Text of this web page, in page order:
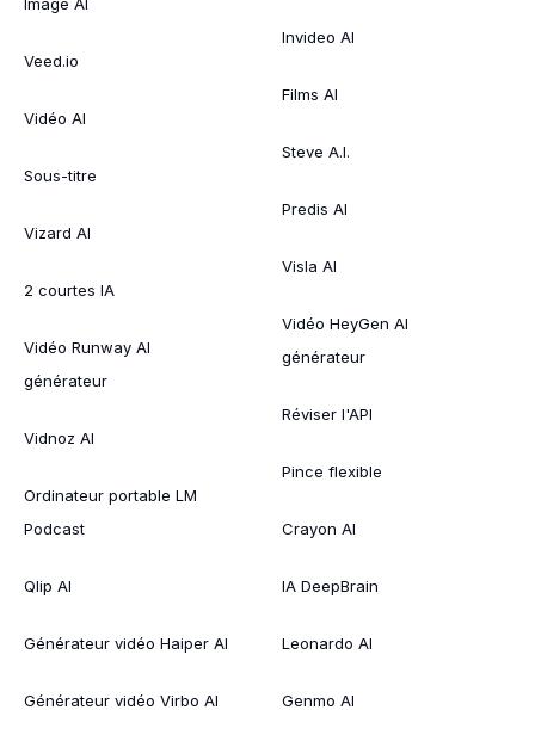
Veed.io
Vidéo AI
Sous-titre
Vizard AI
2 courtes IA
Vidéo Runway AI
générateur
Vidnoz AI
Ordinateur portable LM
Podcast
Qlip AI
Générateur vidéo Haiper AI
Générateur vidéo Virbo AI
Invideo AI
Films AI
Steve A.I.
Predis AI
Visla AI
Vidéo HeyGen AI
générateur
Réviser l'API
Pince flexible
Crayon AI
IA DeepBrain
Leonardo AI
Genmo AI